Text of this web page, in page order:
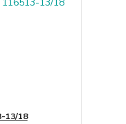
13/18